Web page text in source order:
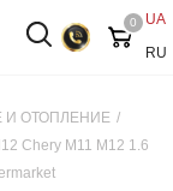
UA
RU
0
И ОТОПЛЕНИЕ /
Chery M11 M12 1.6